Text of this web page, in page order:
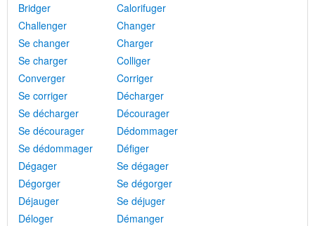
Bridger
Calorifuger
Challenger
Changer
Se changer
Charger
Se charger
Colliger
Converger
Corriger
Se corriger
Décharger
Se décharger
Décourager
Se décourager
Dédommager
Se dédommager
Défiger
Dégager
Se dégager
Dégorger
Se dégorger
Déjauger
Se déjuger
Déloger
Démanger